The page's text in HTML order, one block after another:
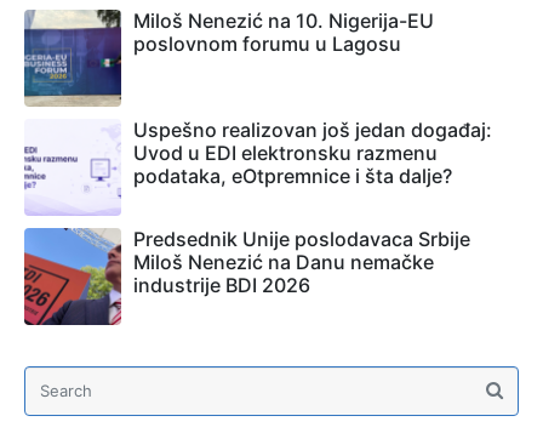
Miloš Nenezić na 10. Nigerija-EU
poslovnom forumu u Lagosu
Uspešno realizovan još jedan događaj:
Uvod u EDI elektronsku razmenu
podataka, eOtpremnice i šta dalje?
Predsednik Unije poslodavaca Srbije
Miloš Nenezić na Danu nemačke
industrije BDI 2026